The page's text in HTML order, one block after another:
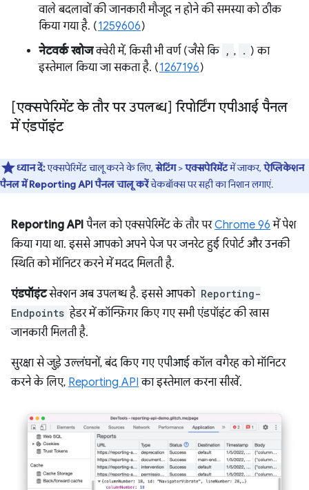
वाले बदलावों की जानकारी मौजूद न होने की समस्या को ठीक
किया गया है. (1259606)
नेटवर्क खोजक्वेरी में, किसी भी वर्ण (जैसे कि , , . ) का
इस्तेमाल किया जा सकता है. (1267196)
[एक्सपेरिमेंट के तौर पर उपलब्ध] रिपोर्टिंग एपीआई पैनल
में एंडपॉइंट
ध्यान दें:एक्सपेरिमेंट चालू करने के लिए, सेटिंग>एक्सपेरिमेंटमें जाकर, ऐप्लिकेशन
पैनल में Reporting API पैनल चालू करेंचेकबॉक्स पर सही का निशान लगाएं.
Reporting API पैनल को एक्सपेरिमेंट के तौर परChrome 96 में पेश
किया गया था. इससे आपको अपने पेज पर जनरेट हुई रिपोर्ट और उनकी
स्थिति को मॉनिटर करने में मदद मिलती है.
एंडपॉइंटसेक्शन अब उपलब्ध है. इससे आपको Reporting-
Endpoints हेडर में कॉन्फ़िगर किए गए सभी एंडपॉइंट की खास
जानकारी मिलती है.
सुरक्षा से जुड़े उल्लंघनों, बंद किए गए एपीआई कॉल वगैरह को मॉनिटर
करने के लिए, Reporting API का इस्तेमाल करना सीखें.